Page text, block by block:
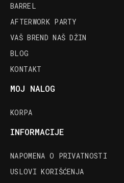
BARREL
AFTERWORK PARTY
VAŠ BREND NAŠ DŽIN
BLOG
KONTAKT
MOJ NALOG
KORPA
INFORMACIJE
NAPOMENA O PRIVATNOSTI
USLOVI KORIŠĆENJA